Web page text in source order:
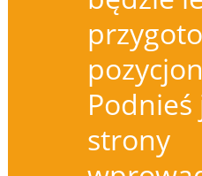
Podnieś
strony